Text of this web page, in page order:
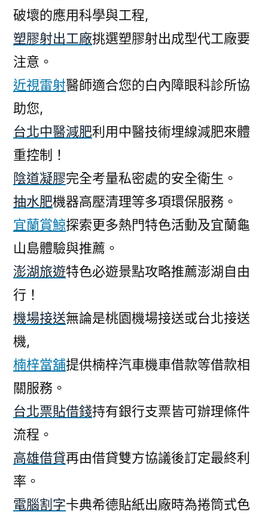
破壞的應用科學與工程,
塑膠射出工廠挑選塑膠射出成型代工廠要
注意。
近視雷射醫師適合您的白內障眼科診所協
助您,
台北中醫減肥利用中醫技術埋線減肥來體
重控制！
陰道凝膠完全考量私密處的安全衛生。
抽水肥機器高壓清理等多項環保服務。
宜蘭賞鯨探索更多熱門特色活動及宜蘭龜
山島體驗與推薦。
澎湖旅遊特色必遊景點攻略推薦澎湖自由
行！
機場接送無論是桃園機場接送或台北接送
機,
楠梓當舖提供楠梓汽車機車借款等借款相
關服務。
台北票貼借錢持有銀行支票皆可辦理條件
流程。
高雄借貸再由借貸雙方協議後訂定最終利
率。
電腦割字卡典希德貼紙出廠時為捲筒式色